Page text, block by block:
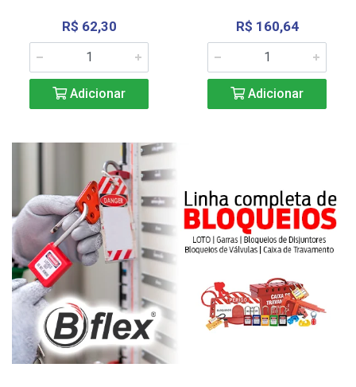
R$ 62,30
Adicionar
R$ 160,64
Adicionar